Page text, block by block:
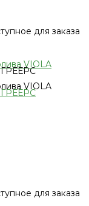
ГРЕЕРС
ГРЕЕРС
для заказа
VIOLA
VIOLA
для заказа